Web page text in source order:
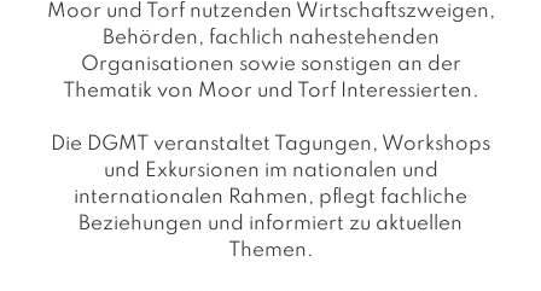
Moor und Torf nutzenden Wirtschaftszweigen,
Behörden, fachlich nahestehenden
Organisationen sowie sonstigen an der
Thematik von Moor und Torf Interessierten.
Die DGMT veranstaltet Tagungen, Workshops
und Exkursionen im nationalen und
internationalen Rahmen, pflegt fachliche
Beziehungen und informiert zu aktuellen
Themen.